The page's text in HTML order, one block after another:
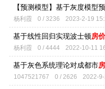
【预测模型】基于灰度模型
杨利霞 0 / 3236 2023-2-19
基于线性回归实现波士顿房价
杨利霞 0 / 4444 2022-10-11
基于灰色系统理论对成都市
1047521767 0 / 2626 2022-